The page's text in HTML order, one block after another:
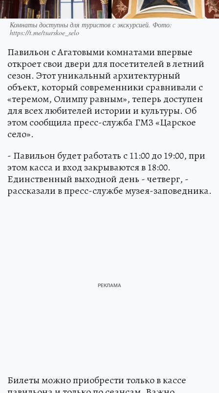
Комнаты доступны для туристов с экскурсией. Фото:
https://t.me/tsarskoe_selo
Павильон с Агатовыми комнатами впервые
откроет свои двери для посетителей в летний
сезон. Этот уникальный архитектурный
объект, который современники сравнивали с
«теремом, Олимпу равным», теперь доступен
для всех любителей истории и культуры. Об
этом сообщила пресс-служба ГМЗ «Царское
село».
- Павильон будет работать с 11:00 до 19:00, при
этом касса и вход закрываются в 18:00.
Единственный выходной день - четверг, -
рассказали в пресс-службе музея-заповедника.
Билеты можно приобрести только в кассе